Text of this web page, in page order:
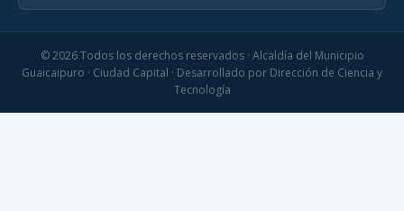
© 2026 Todos los derechos reservados · Alcaldía del Municipio
Guaicaipuro · Ciudad Capital · Desarrollado por Dirección de Ciencia y
Tecnología